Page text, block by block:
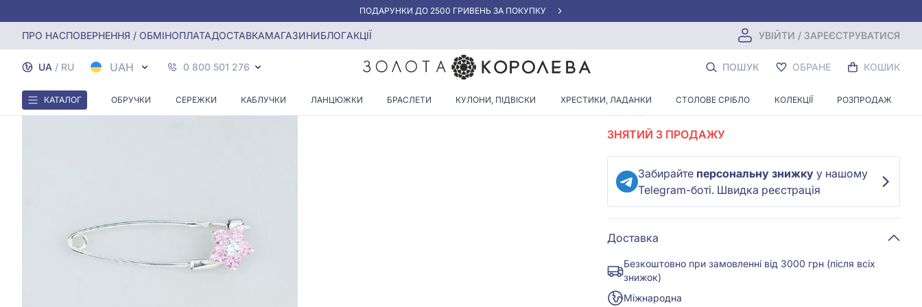
АКЦІЯ ДЛЯ КЛІЄНТІВ "НОВА ПОШТА"
ПРО НАСПОВЕРНЕННЯ / ОБМІНОПЛАТАДОСТАВКАМАГАЗИНИБЛОГАКЦІЇ УВІЙТИ / ЗАРЕЄСТРУВАТИСЯ
UA / RU UAH 0 800 501 276 ПОШУК ОБРАНЕ КОШИК
КАТАЛОГ ОБРУЧКИ СЕРЕЖКИ КАБЛУЧКИ ЛАНЦЮЖКИ БРАСЛЕТИ КУЛОНИ, ПІДВІСКИ ХРЕСТИКИ, ЛАДАНКИ СТОЛОВЕ СРІБЛО КОЛЕКЦІЇ РОЗПРОДАЖ
Головна Срiбна брошка з фіанітом
Срiбна брошка з фіанітом
ЗНЯТИЙ З ПРОДАЖУ
Забирайте персональну знижку у нашому
Telegram-боті. Швидка реєстрація
Доставка
Безкоштовно при замовленні від 3000 грн (після всіх
знижок)
Міжнародна